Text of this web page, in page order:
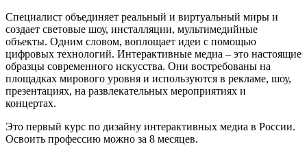
Специалист объединяет реальный и виртуальный миры и
создает световые шоу, инсталляции, мультимедийные
объекты. Одним словом, воплощает идеи с помощью
цифровых технологий. Интерактивные медиа – это настоящие
образцы современного искусства. Они востребованы на
площадках мирового уровня и используются в рекламе, шоу,
презентациях, на развлекательных мероприятиях и
концертах.
Это первый курс по дизайну интерактивных медиа в России.
Освоить профессию можно за 8 месяцев.